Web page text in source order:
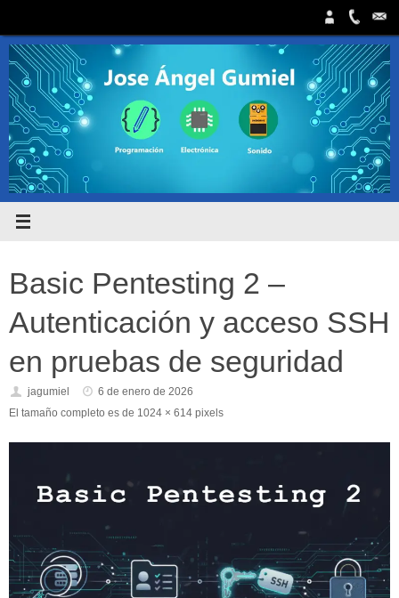
contenido
Basic Pentesting 2 –
Autenticación y acceso SSH
en pruebas de seguridad
jagumiel
6 de enero de 2026
El tamaño completo es de 1024 × 614 pixels